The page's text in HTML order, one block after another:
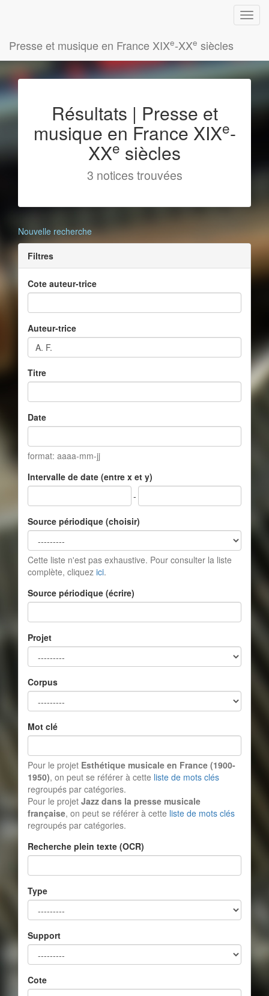
Presse et musique en France XIXe-XXe siècles
Résultats | Presse et
musique en France XIXe-
XXe siècles
3 notices trouvées
Nouvelle recherche
Filtres
Cote auteur-trice
Auteur-trice
Titre
Date
format: aaaa-mm-jj
Intervalle de date (entre x et y)
-
Source périodique (choisir)
Cette liste n'est pas exhaustive. Pour consulter la liste
complète, cliquez ici.
Source périodique (écrire)
Projet
Corpus
Mot clé
Pour le projet Esthétique musicale en France (1900-
1950), on peut se référer à cette liste de mots clés
regroupés par catégories.
Pour le projet Jazz dans la presse musicale
française, on peut se référer à cette liste de mots clés
regroupés par catégories.
Recherche plein texte (OCR)
Type
Support
Cote